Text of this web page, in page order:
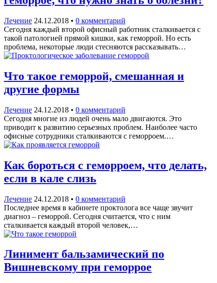
Лечение 24.12.2018 • 0 комментарий
Сегодня каждый второй офисный работник сталкивается с
такой патологией прямой кишки, как геморрой. Но есть
проблема, некоторые люди стесняются рассказывать…
Что такое геморрой, смешанная и
другие формы
Лечение 24.12.2018 • 0 комментарий
Сегодня многие из людей очень мало двигаются. Это
приводит к развитию серьезных проблем. Наиболее часто
офисные сотрудники сталкиваются с геморроем.…
Как бороться с геморроем, что делать,
если в кале слизь
Лечение 24.12.2018 • 0 комментарий
Последнее время в кабинете проктолога все чаще звучит
диагноз – геморрой. Сегодня считается, что с ним
сталкивается каждый второй человек,…
Линимент бальзамический по
Вишневскому при геморрое